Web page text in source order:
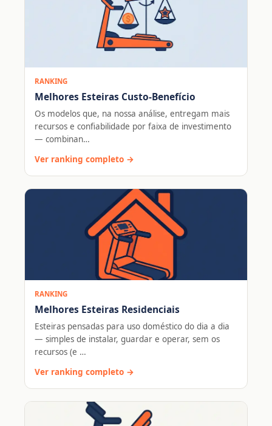
RANKING
Melhores Esteiras Custo-Benefício
Os modelos que, na nossa análise, entregam mais
recursos e confiabilidade por faixa de investimento
— combinan…
Ver ranking completo →
RANKING
Melhores Esteiras Residenciais
Esteiras pensadas para uso doméstico do dia a dia
— simples de instalar, guardar e operar, sem os
recursos (e …
Ver ranking completo →